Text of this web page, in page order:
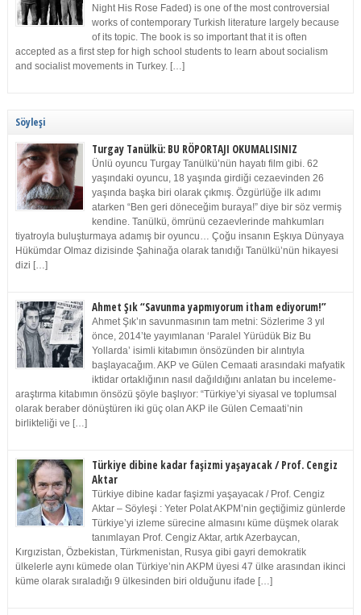
Night His Rose Faded) is one of the most controversial
works of contemporary Turkish literature largely because
of its topic. The book is so important that it is often
accepted as a first step for high school students to learn about socialism
and socialist movements in Turkey. […]
Söyleşi
Turgay Tanülkü: BU RÖPORTAJI OKUMALISINIZ
Ünlü oyuncu Turgay Tanülkü’nün hayatı film gibi. 62
yaşındaki oyuncu, 18 yaşında girdiği cezaevinden 26
yaşında başka biri olarak çıkmış. Özgürlüğe ilk adımı
atarken “Ben geri döneceğim buraya!” diye bir söz vermiş
kendine. Tanülkü, ömrünü cezaevlerinde mahkumları
tiyatroyla buluşturmaya adamış bir oyuncu… Çoğu insanın Eşkıya Dünyaya
Hükümdar Olmaz dizisinde Şahinağa olarak tanıdığı Tanülkü’nün hikayesi
dizi […]
Ahmet Şık “Savunma yapmıyorum itham ediyorum!”
Ahmet Şık’ın savunmasının tam metni: Sözlerime 3 yıl
önce, 2014’te yayımlanan ‘Paralel Yürüdük Biz Bu
Yollarda’ isimli kitabımın önsözünden bir alıntıyla
başlayacağım. AKP ve Gülen Cemaati arasındaki mafyatik
iktidar ortaklığının nasıl dağıldığını anlatan bu inceleme-
araştırma kitabımın önsözü şöyle başlıyor: “Türkiye’yi siyasal ve toplumsal
olarak beraber dönüştüren iki güç olan AKP ile Gülen Cemaati’nin
birlikteliği ve […]
Türkiye dibine kadar faşizmi yaşayacak / Prof. Cengiz
Aktar
Türkiye dibine kadar faşizmi yaşayacak / Prof. Cengiz
Aktar – Söyleşi : Yeter Polat AKPM’nin geçtiğimiz günlerde
Türkiye’yi izleme sürecine almasını küme düşmek olarak
tanımlayan Prof. Cengiz Aktar, artık Azerbaycan,
Kırgızistan, Özbekistan, Türkmenistan, Rusya gibi gayri demokratik
ülkelerle aynı kümede olan Türkiye’nin AKPM üyesi 47 ülke arasından ikinci
küme olarak sıraladığı 9 ülkesinden biri olduğunu ifade […]